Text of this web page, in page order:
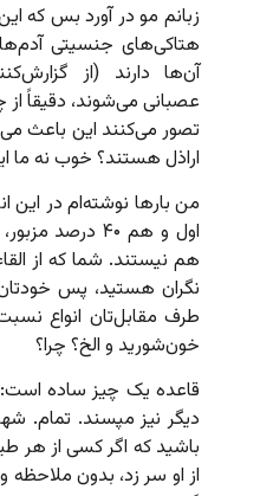
زبانم مو در آورد بس که
هتاکی‌های جنسیتی
آن‌ها دارند (از
عصبانی می‌شوند، دقیقاً
تصور می‌کنند این باعث
اراذل هستند؟ خوب نه ما
اول و هم ۴۰
هم نیستند. شما که از
نگران هستید، پس
طرف مقابل‌تان انواع
خون‌شورید و الخ؟ چرا؟
قاعده یک چیز ساده
دیگر نیز مپسند. تمام.
باشید که اگر کسی از هر
از او سر زد، بدون ملاحظه